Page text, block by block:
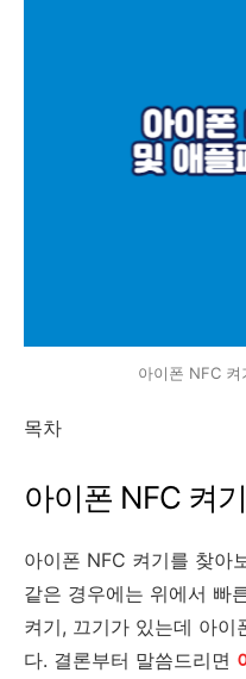
아이폰 NFC 켜
목차
아이폰 NFC 켜기
아이폰 NFC 켜기를 찾아
같은 경우에는 위에서 빠
켜기, 끄기가 있는데 아이
다. 결론부터 말씀드리면